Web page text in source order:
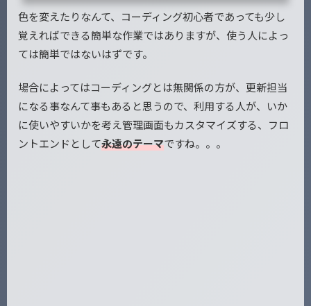
色を変えたりなんて、コーディング初心者であっても少し
覚えればできる簡単な作業ではありますが、使う人によっ
ては簡単ではないはずです。
場合によってはコーディングとは無関係の方が、更新担当
になる事なんて事もあると思うので、利用する人が、いか
に使いやすいかを考え管理画面もカスタマイズする、フロ
ントエンドとして永遠のテーマですね。。。